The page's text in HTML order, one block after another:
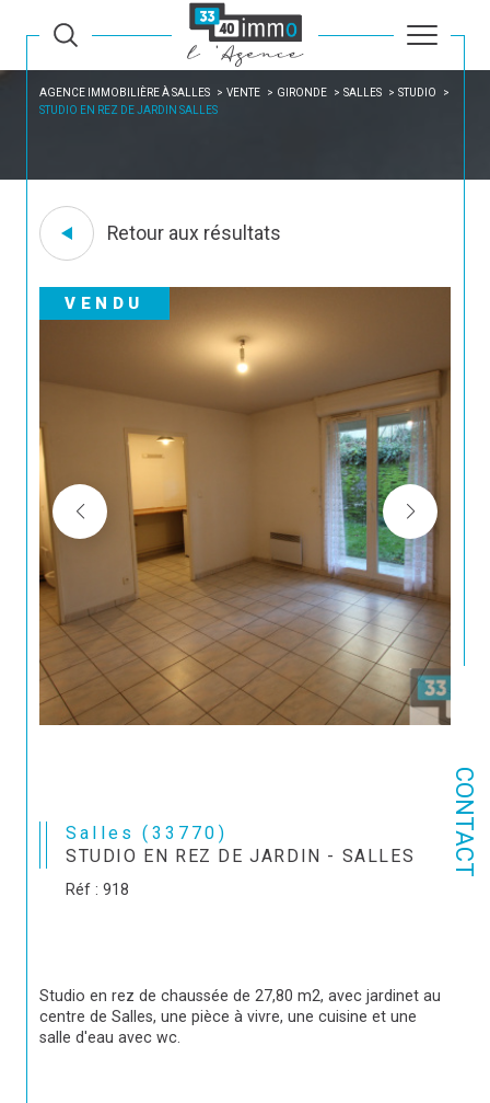
CONTACT
AGENCE IMMOBILIÈRE À SALLES VENTE GIRONDE SALLES
STUDIO
STUDIO EN REZ DE JARDIN SALLES
Retour aux résultats
VENDU
Salles (33770)
STUDIO EN REZ DE JARDIN - SALLES
Réf : 918
Studio en rez de chaussée de 27,80 m2, avec jardinet au
centre de Salles, une pièce à vivre, une cuisine et une
salle d'eau avec wc.